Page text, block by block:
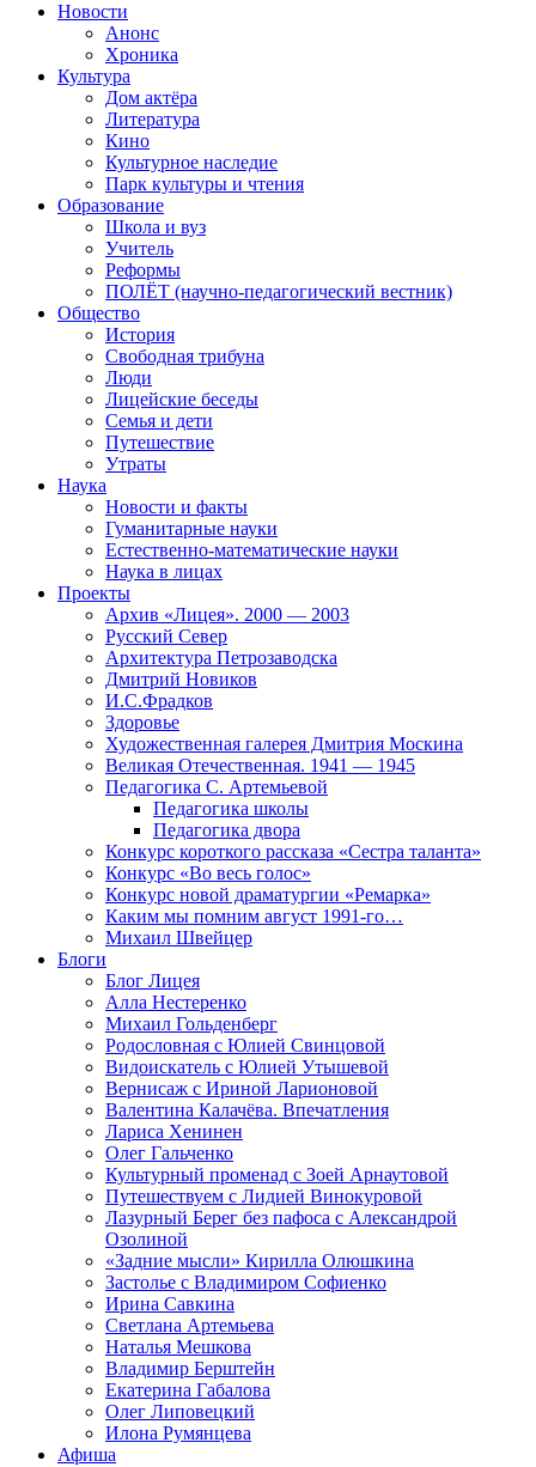
Новости
Анонс
Хроника
Культура
Дом актёра
Литература
Кино
Культурное наследие
Парк культуры и чтения
Образование
Школа и вуз
Учитель
Реформы
ПОЛЁТ (научно-педагогический вестник)
Общество
История
Свободная трибуна
Люди
Лицейские беседы
Семья и дети
Путешествие
Утраты
Наука
Новости и факты
Гуманитарные науки
Естественно-математические науки
Наука в лицах
Проекты
Архив «Лицея». 2000 — 2003
Русский Север
Архитектура Петрозаводска
Дмитрий Новиков
И.С.Фрадков
Здоровье
Художественная галерея Дмитрия Москина
Великая Отечественная. 1941 — 1945
Педагогика С. Артемьевой
Педагогика школы
Педагогика двора
Конкурс короткого рассказа «Сестра таланта»
Конкурс «Во весь голос»
Конкурс новой драматургии «Ремарка»
Каким мы помним август 1991-го…
Михаил Швейцер
Блоги
Блог Лицея
Алла Нестеренко
Михаил Гольденберг
Родословная с Юлией Свинцовой
Видоискатель с Юлией Утышевой
Вернисаж с Ириной Ларионовой
Валентина Калачёва. Впечатления
Лариса Хенинен
Олег Гальченко
Культурный променад с Зоей Арнаутовой
Путешествуем с Лидией Винокуровой
Лазурный Берег без пафоса с Александрой
Озолиной
«Задние мысли» Кирилла Олюшкина
Застолье с Владимиром Софиенко
Ирина Савкина
Светлана Артемьева
Наталья Мешкова
Владимир Берштейн
Екатерина Габалова
Олег Липовецкий
Илона Румянцева
Афиша